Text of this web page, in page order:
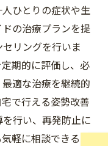
ひとりの症状や生
の治療プランを提
リングを行いま
期的に評価し、必
適な治療を継続的
で行える姿勢改善
行い、再発防止に
軽に相談できるよ